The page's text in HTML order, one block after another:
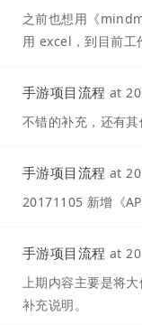
之前也想用《
用 excel，到目前工
手游项目流程 at
不错的补充，还有
手游项目流程 at
20171105 新增《
手游项目流程 at
上期内容主要是将
补充说明。